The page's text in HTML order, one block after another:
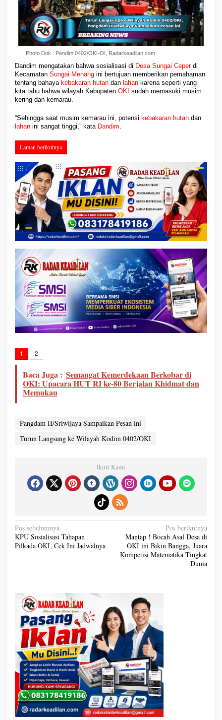
Photo Dok : Pendim 0402/OKI-OI, Radarkeadilan.com
Dandim mengatakan bahwa sosialisasi di Desa Sungai Ceperdi
Kecamatan Sungai Menang ini bertujuan memberikan pemahaman
tentang bahaya kebakaran hutan dan lahan karena seperti yang
kita tahu bahwa wilayah Kabupaten OKI sudah memasuki musim
kering dan kemarau.
“Sehingga saat musim kemarau ini, potensi kebakaran hutan dan
lahan ini sangat tinggi,” kata Dandim
Laman berikutnya
1 2
Baca Juga : Semangat Kemerdekaan Berkobar di
OKI: Upacara HUT RI ke-80 Berjalan Khidmat dan
Memukau
Pangdam II/Sriwijaya Sampaikan Pesan ini
Turun Langsung ke Wilayah Kodim 0402/OKI
Ikuti Kami
N
a
v
i
s
Pos sebelumnya
KPU Sosialisasi Tahapan
Pilkada OKI, Cek Ini Jadwalnya
Pos berikutnya
Mantap ! Bocah Asal Desa di
OKI ini Bikin Bangga, Juara
Kompetisi Matematika Tingkat
Dunia